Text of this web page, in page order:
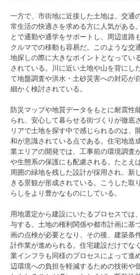
一方で、市街地に近接した土地は、交通
常生活の快適さを求める方に人気がある
とで通勤や通学をサポートし、周辺道路
クルマでの移動も容易だ。このような交
地探しの際に大きなポイントとなってい
されている。川に近い土地や山を背にし
て地盤調査や洪水・土砂災害への対応が
細かく検討されている。
防災マップや地質データをもとに耐震性
られ、安心して暮らせる街づくりが徹底
リアで土地を探す中で感じられるのは、
和が意識されている点である。住宅地造
業エリアの開発では、工事前の環境調査
や生態系の保護にも配慮される。たとえ
周囲の緑地を残した設計が採用され、新
きる景観が形成されている。こうした取
らしをより豊かなものにしている。
用地選定から建設にいたるプロセスでは
与する。土地の権利関係や都市計画に基
画の点検が必要となり、その後、建築条
計作業が進められる。住宅建設だけでな
業インフラも同様のプロセスによって進
辺環境への負担を軽減するための技術や